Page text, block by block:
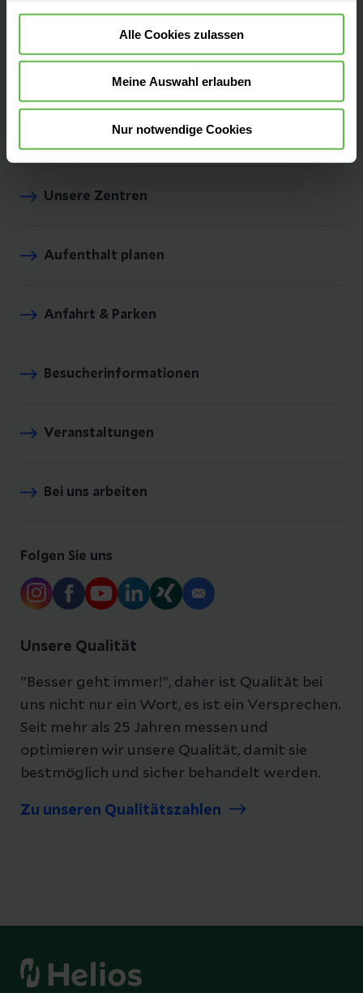
Alle Cookies zulassen
Meine Auswahl erlauben
Nur notwendige Cookies
Unsere Fachbereiche
Unsere Zentren
Aufenthalt planen
Anfahrt & Parken
Besucherinformationen
Veranstaltungen
Bei uns arbeiten
Folgen Sie uns
Unsere Qualität
"Besser geht immer!", daher ist Qualität bei
uns nicht nur ein Wort, es ist ein Versprechen.
Seit mehr als 25 Jahren messen und
optimieren wir unsere Qualität, damit sie
bestmöglich und sicher behandelt werden.
Zu unseren Qualitätszahlen